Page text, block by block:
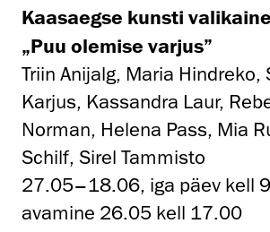
Kaasaegse kunsti
„Puu olemise varjus”
Triin Anijalg, Maria Hindreko,
Karjus, Kassandra Laur,
Norman, Helena Pass, Mia
Schilf, Sirel Tammisto
27.05–18.06, iga päev kell
avamine 26.05 kell 17.00